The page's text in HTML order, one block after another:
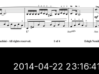
2014-04-22